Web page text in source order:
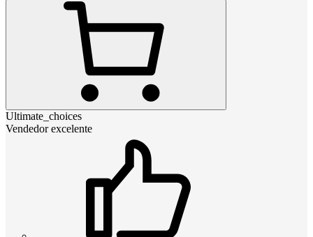
Ultimate_choices
Vendedor excelente